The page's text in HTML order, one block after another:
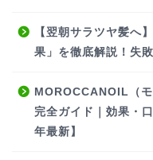
【翌朝サラツヤ髪へ
果」を徹底解説！失
MOROCCANOIL（
完全ガイド｜効果・
年最新】